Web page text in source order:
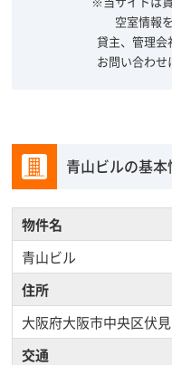
空室情報
貸主、管理会
お問い合わせ
青山ビルの基本
物件名
青山ビル
住所
大阪府大阪市中央区伏
交通